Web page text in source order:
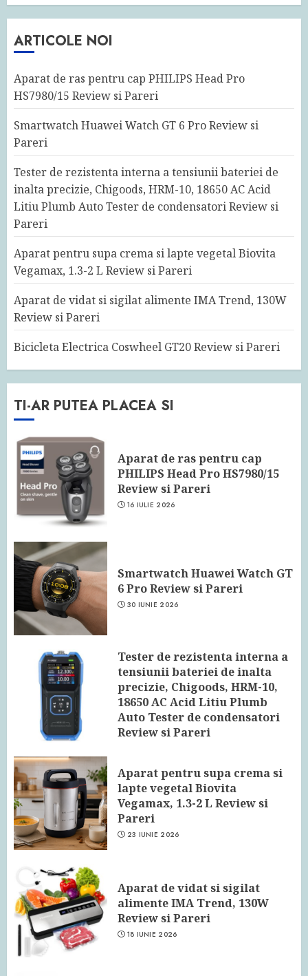
ARTICOLE NOI
Aparat de ras pentru cap PHILIPS Head Pro
HS7980/15 Review si Pareri
Smartwatch Huawei Watch GT 6 Pro Review si
Pareri
Tester de rezistenta interna a tensiunii bateriei de
inalta precizie, Chigoods, HRM-10, 18650 AC Acid
Litiu Plumb Auto Tester de condensatori Review si
Pareri
Aparat pentru supa crema si lapte vegetal Biovita
Vegamax, 1.3-2 L Review si Pareri
Aparat de vidat si sigilat alimente IMA Trend, 130W
Review si Pareri
Bicicleta Electrica Coswheel GT20 Review si Pareri
TI-AR PUTEA PLACEA SI
Aparat de ras pentru cap
PHILIPS Head Pro HS7980/15
Review si Pareri
16 IULIE 2026
Smartwatch Huawei Watch GT
6 Pro Review si Pareri
30 IUNIE 2026
Tester de rezistenta interna a
tensiunii bateriei de inalta
precizie, Chigoods, HRM-10,
18650 AC Acid Litiu Plumb
Auto Tester de condensatori
Review si Pareri
Aparat pentru supa crema si
lapte vegetal Biovita
Vegamax, 1.3-2 L Review si
Pareri
23 IUNIE 2026
Aparat de vidat si sigilat
alimente IMA Trend, 130W
Review si Pareri
18 IUNIE 2026